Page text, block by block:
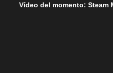
Vídeo del momento: